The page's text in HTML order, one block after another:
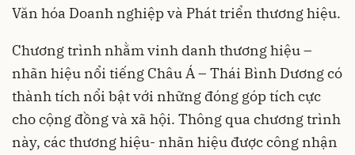
Văn hóa Doanh nghiệp và Phát triển thương hiệu.
Chương trình nhằm vinh danh thương hiệu –
nhãn hiệu nổi tiếng Châu Á – Thái Bình Dương có
thành tích nổi bật với những đóng góp tích cực
cho cộng đồng và xã hội. Thông qua chương trình
này, các thương hiệu- nhãn hiệu được công nhận